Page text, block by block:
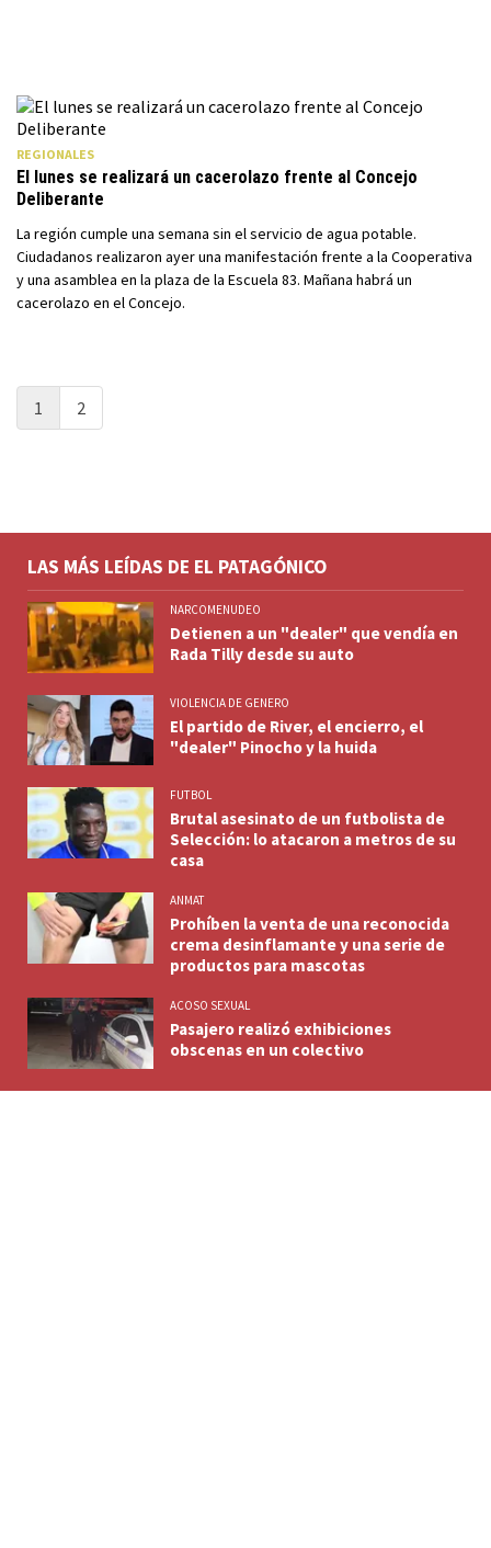
REGIONALES
El lunes se realizará un cacerolazo frente al Concejo
Deliberante
La región cumple una semana sin el servicio de agua potable.
Ciudadanos realizaron ayer una manifestación frente a la Cooperativa
y una asamblea en la plaza de la Escuela 83. Mañana habrá un
cacerolazo en el Concejo.
1 2
LAS MÁS LEÍDAS DE EL PATAGÓNICO
NARCOMENUDEO
Detienen a un "dealer" que vendía en
Rada Tilly desde su auto
VIOLENCIA DE GENERO
El partido de River, el encierro, el
"dealer" Pinocho y la huida
FUTBOL
Brutal asesinato de un futbolista de
Selección: lo atacaron a metros de su
casa
ANMAT
Prohíben la venta de una reconocida
crema desinflamante y una serie de
productos para mascotas
ACOSO SEXUAL
Pasajero realizó exhibiciones
obscenas en un colectivo